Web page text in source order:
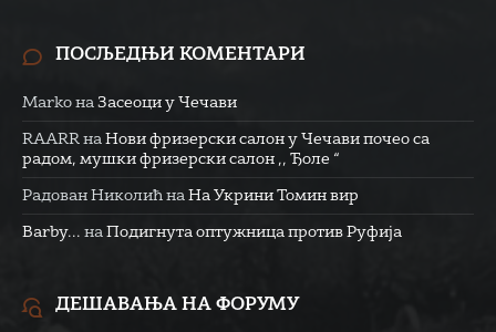
ПОСЉЕДЊИ КОМЕНТАРИ
Marko на Засеоци у Чечави
RAARR на Нови фризерски салон у Чечави почео са
радом, мушки фризерски салон ,, Ђоле “
Радован Николић на На Укрини Томин вир
Barby... на Подигнута оптужница против Руфија
ДЕШАВАЊА НА ФОРУМУ